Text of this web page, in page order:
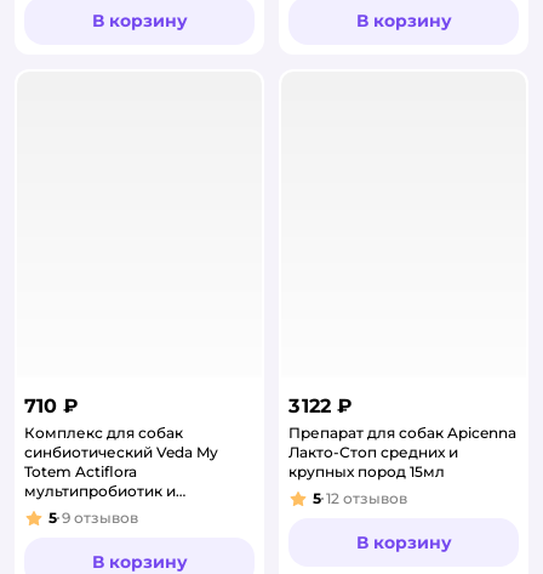
В корзину В корзину
710 ₽
Комплекс для собак
синбиотический Veda My
Totem Actiflora
мультипробиотик и
пребиотик 10г
Рейтинг:
5 9 отзывов
В корзину
3 122 ₽
Препарат для собак Apicenna
Лакто-Стоп средних и
крупных пород 15мл
Рейтинг:
5 12 отзывов
В корзину